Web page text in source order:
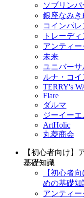
ソブリン
銀座なみき
コインパレ
トレーデ
アンティ
未来
ユニバーサ
ルナ・コイ
TERRY's
Flare
ダルマ
ジーイーエ
ArtHolic
丸菱商会
【初心者向け】
基礎知識
【初心者
めの基礎知
アンティ